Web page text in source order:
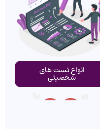
انواع تست های
شخصیتی